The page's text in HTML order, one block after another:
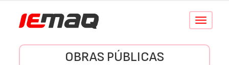
Conmutar
OBRAS PÚBLICAS